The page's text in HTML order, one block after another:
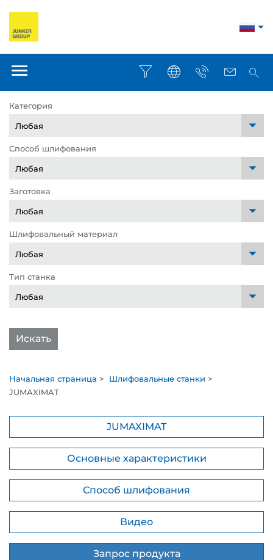
Категория
Способ шлифования
Заготовка
Шлифовальный материал
Тип станка
Искать
Начальная страница > Шлифовальные станки >
JUMAXIMAT
JUMAXIMAT
Основные характеристики
Способ шлифования
Видео
Запрос продукта